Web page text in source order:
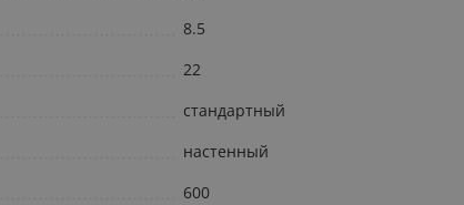
8.5
22
стандартный
настенный
600